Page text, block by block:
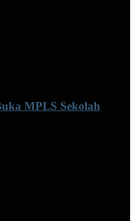
MPLS Sekolah